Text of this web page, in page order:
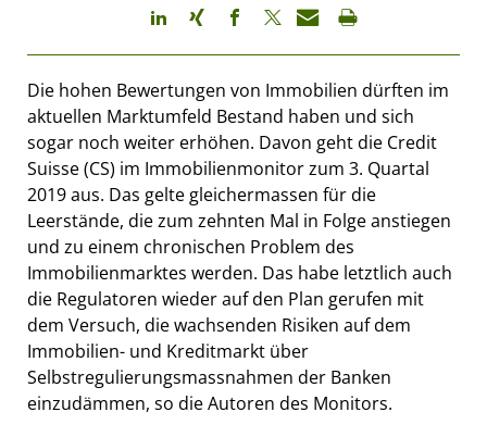
Die hohen Bewertungen von Immobilien dürften im
aktuellen Marktumfeld Bestand haben und sich
sogar noch weiter erhöhen. Davon geht die Credit
Suisse (CS) im Immobilienmonitor zum 3. Quartal
2019 aus. Das gelte gleichermassen für die
Leerstände, die zum zehnten Mal in Folge anstiegen
und zu einem chronischen Problem des
Immobilienmarktes werden. Das habe letztlich auch
die Regulatoren wieder auf den Plan gerufen mit
dem Versuch, die wachsenden Risiken auf dem
Immobilien- und Kreditmarkt über
Selbstregulierungsmassnahmen der Banken
einzudämmen, so die Autoren des Monitors.